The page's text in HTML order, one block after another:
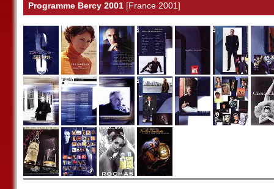
Programme Bercy 2001 [France 2001]